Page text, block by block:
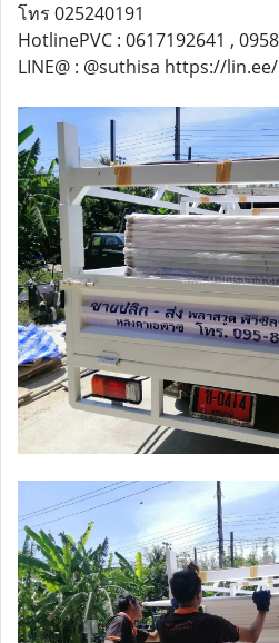
โทร 025240191
HotlinePVC : 0617192641 ,
LINE@ : @suthisa https://lin.ee/